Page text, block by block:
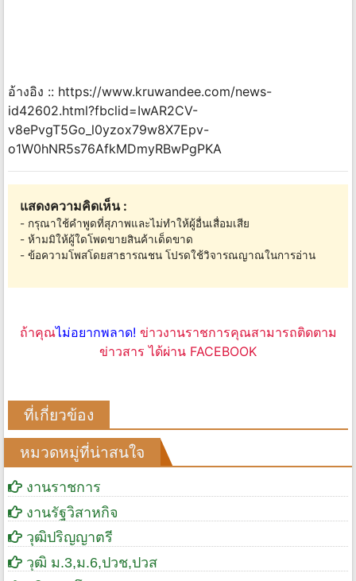
อ้างอิง :: https://www.kruwandee.com/news-
id42602.html?fbclid=IwAR2CV-
v8ePvgT5Go_l0yzox79w8X7Epv-
o1W0hNR5s76AfkMDmyRBwPgPKA
แสดงความคิดเห็น :
- กรุณาใช้คำพูดที่สุภาพและไม่ทำให้ผู้อื่นเสื่อมเสีย
- ห้ามมิให้ผู้ใดโพดขายสินค้าเด็ดขาด
- ข้อความโพสโดยสาธารณชน โปรดใช้วิจารณญาณในการอ่าน
ถ้าคุณไม่อยากพลาด! ข่าวงานราชการคุณสามารถติดตาม
ข่าวสาร ได้ผ่าน FACEBOOK
ที่เกี่ยวข้อง
หมวดหมู่ที่น่าสนใจ
งานราชการ
งานรัฐวิสาหกิจ
วุฒิปริญญาตรี
วุฒิ ม.3,ม.6,ปวช,ปวส